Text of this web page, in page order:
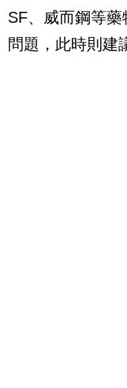
SF、威而鋼等
問題，此時則建